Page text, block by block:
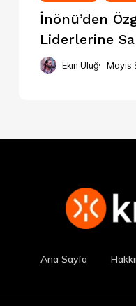
İnönü’den
Liderlerine
Ekin Uluğ Mayıs
Ana Sayfa